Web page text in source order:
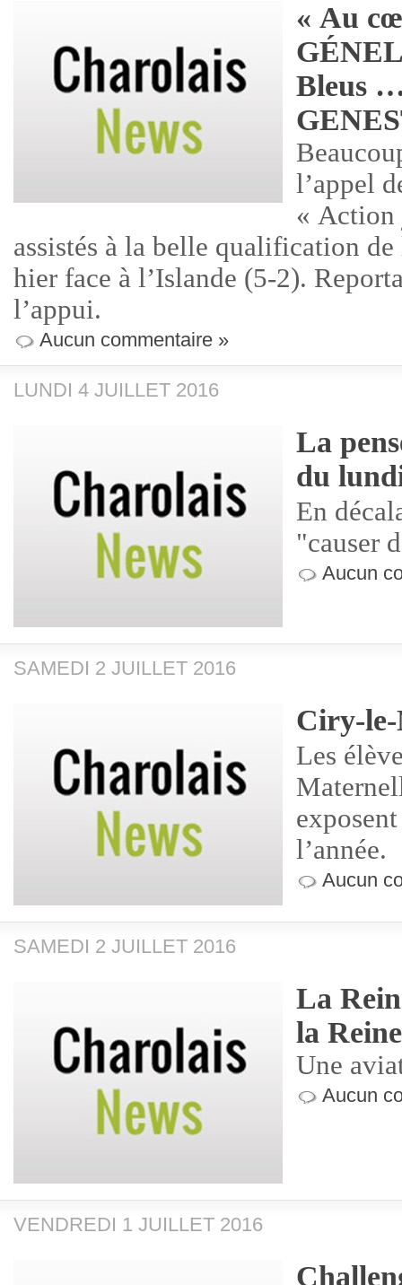
« Au
Bleus
l’appel
« Action
assistés à la belle qualification de
hier face à l’Islande (5-2).
l’appui.
Aucun commentaire »
LUNDI 4 JUILLET 2016
La
du
En
"causer
Aucun
SAMEDI 2 JUILLET 2016
Ciry-le-
Les
l’année.
Aucun
SAMEDI 2 JUILLET 2016
La
la Reine
Une
Aucun
VENDREDI 1 JUILLET 2016